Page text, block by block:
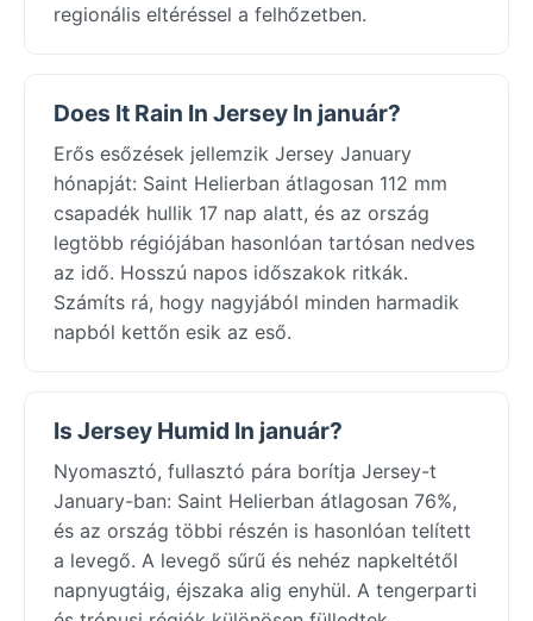
regionális eltéréssel a felhőzetben.
Does It Rain In Jersey In január?
Erős esőzések jellemzik Jersey January
hónapját: Saint Helierban átlagosan 112 mm
csapadék hullik 17 nap alatt, és az ország
legtöbb régiójában hasonlóan tartósan nedves
az idő. Hosszú napos időszakok ritkák.
Számíts rá, hogy nagyjából minden harmadik
napból kettőn esik az eső.
Is Jersey Humid In január?
Nyomasztó, fullasztó pára borítja Jersey-t
January-ban: Saint Helierban átlagosan 76%,
és az ország többi részén is hasonlóan telített
a levegő. A levegő sűrű és nehéz napkeltétől
napnyugtáig, éjszaka alig enyhül. A tengerparti